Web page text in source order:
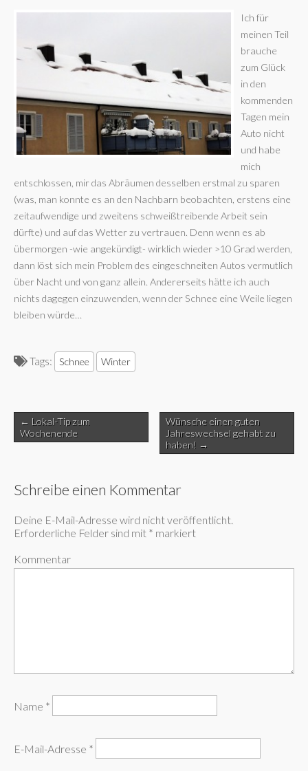
Ich für
meinen Teil
brauche
zum Glück
in den
kommenden
Tagen mein
Auto nicht
und habe
mich
entschlossen, mir das Abräumen desselben erstmal zu sparen
(was, man konnte es an den Nachbarn beobachten, erstens eine
zeitaufwendige und zweitens schweißtreibende Arbeit sein
dürfte) und auf das Wetter zu vertrauen. Denn wenn es ab
übermorgen -wie angekündigt- wirklich wieder >10 Grad werden,
dann löst sich mein Problem des eingeschneiten Autos vermutlich
über Nacht und von ganz allein. Andererseits hätte ich auch
nichts dagegen einzuwenden, wenn der Schnee eine Weile liegen
bleiben würde…
Tags: Schnee Winter
Post
navigation
← Lokal-Tip zum
Wochenende
Wünsche einen guten
Jahreswechsel gehabt zu
haben! →
Schreibe einen Kommentar
Deine E-Mail-Adresse wird nicht veröffentlicht.
Erforderliche Felder sind mit * markiert
Kommentar
Name *
E-Mail-Adresse *